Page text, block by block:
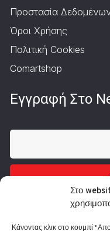
Στο
Κάνοντας κλικ στο κουμπί
Προστασία
Όροι Χρήσης
Πολιτική Cookies
Comartshop
Εγγραφή Στο